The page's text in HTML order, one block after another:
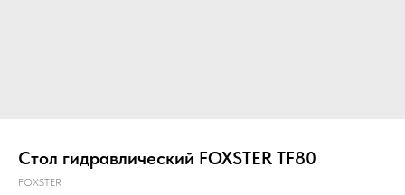
Стол гидравлический FOXSTER TF80
FOXSTER